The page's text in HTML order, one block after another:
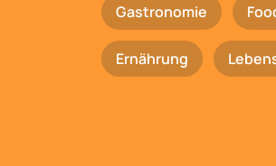
Gastronomie
Ernährung